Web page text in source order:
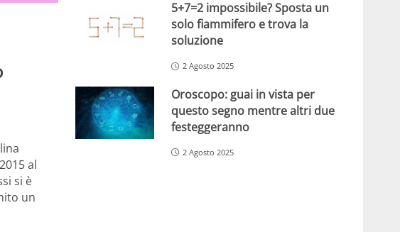
al
si è
un
5+7=2 impossibile? Sposta un
solo fiammifero e trova la
soluzione
2 Agosto 2025
Oroscopo: guai in vista per
questo segno mentre altri due
festeggeranno
2 Agosto 2025